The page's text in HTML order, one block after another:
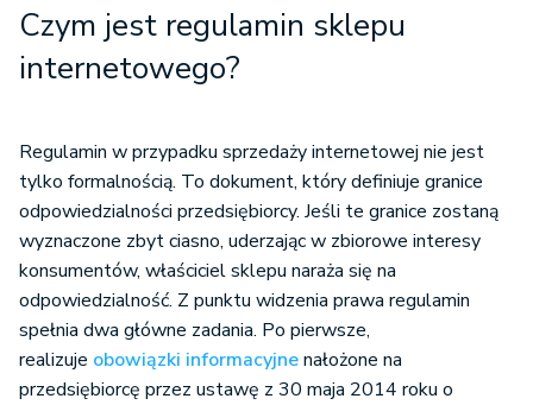
Czym jest regulamin sklepu
internetowego?
Regulamin w przypadku sprzedaży internetowej nie jest
tylko formalnością. To dokument, który definiuje granice
odpowiedzialności przedsiębiorcy. Jeśli te granice zostaną
wyznaczone zbyt ciasno, uderzając w zbiorowe interesy
konsumentów, właściciel sklepu naraża się na
odpowiedzialność. Z punktu widzenia prawa regulamin
spełnia dwa główne zadania. Po pierwsze,
realizuje obowiązki informacyjnenałożone na
przedsiębiorcę przez ustawę z 30 maja 2014 roku o